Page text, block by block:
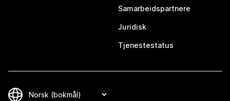
Samarbeidspartnere
Juridisk
Tjenestestatus